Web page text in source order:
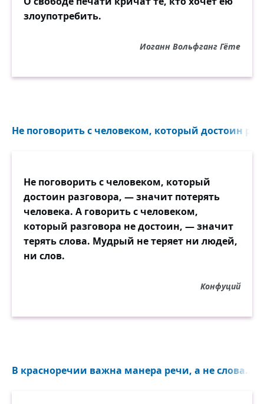
злоупотребить.
Иоганн Вольфганг Гёте
Не поговорить с человеком, который достоин
Не поговорить с человеком, который
достоин разговора, — значит потерять
человека. А говорить с человеком,
который разговора не достоин, — значит
терять слова. Мудрый не теряет ни людей,
ни слов.
Конфуций
В красноречии важна манера речи, а не слова...